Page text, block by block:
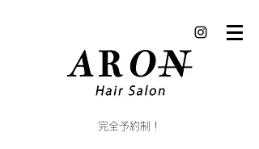
完全予約制！